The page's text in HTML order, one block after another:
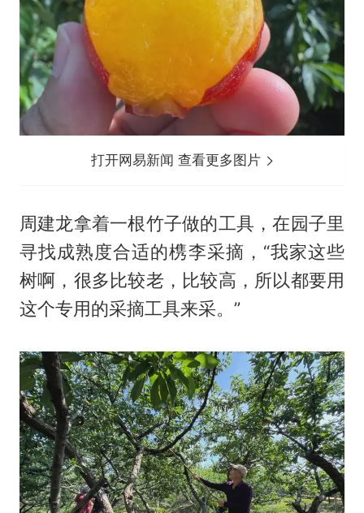
打开网易新闻 查看更多图片
周建龙拿着一根竹子做的工具，在园子里
寻找成熟度合适的槜李采摘，“我家这些
树啊，很多比较老，比较高，所以都要用
这个专用的采摘工具来采。”